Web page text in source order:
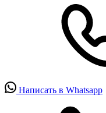
Написать в Whatsapp